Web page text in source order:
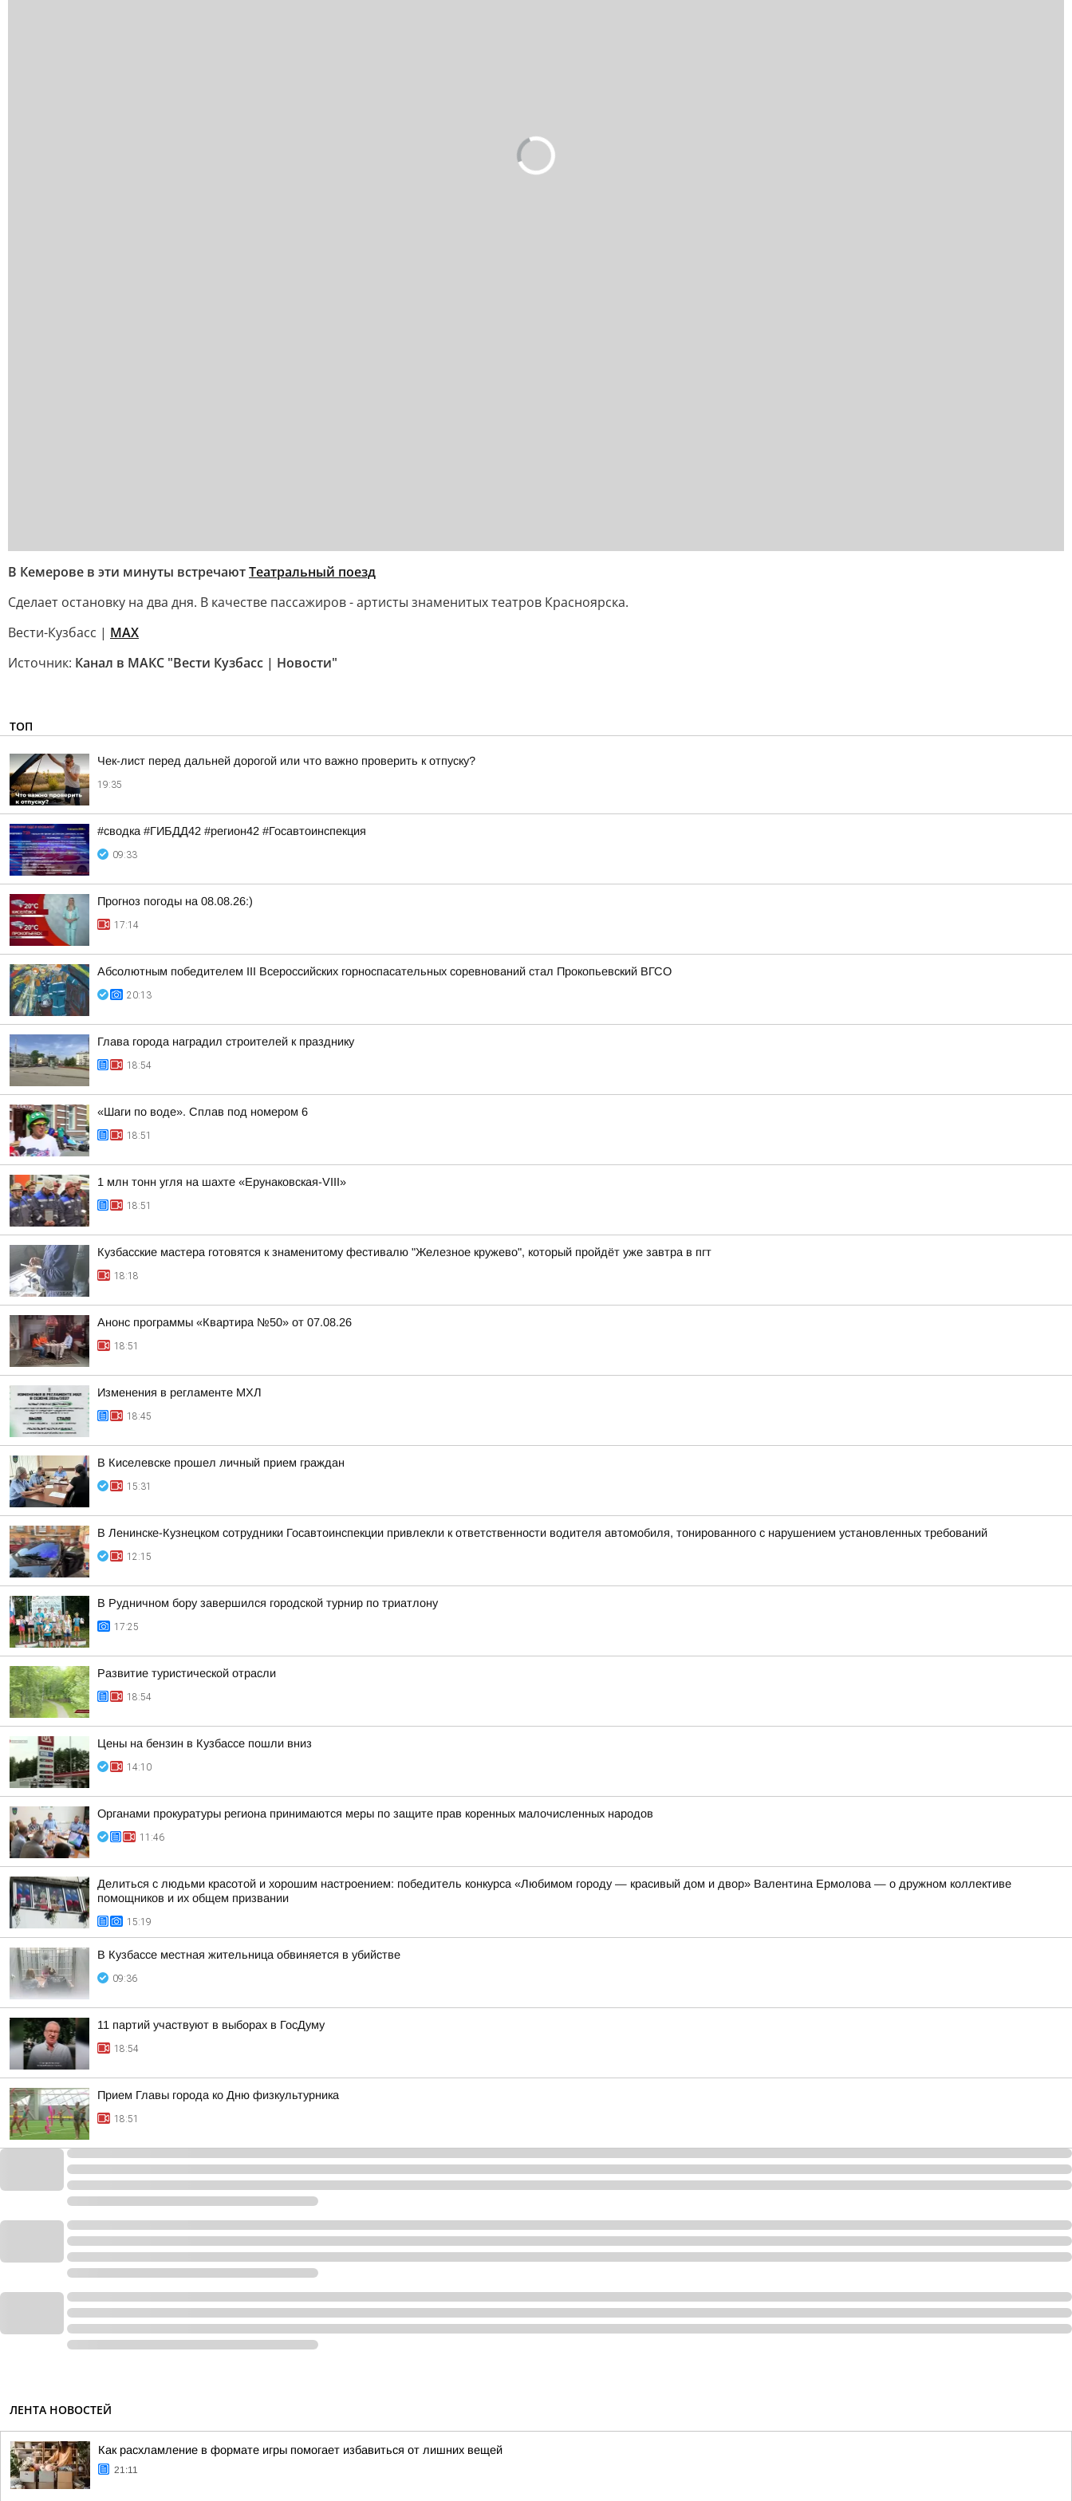
В Кемерове в эти минуты встречаютТеатральный поезд
Сделает остановку на два дня. В качестве пассажиров - артисты знаменитых театров Красноярска.
Вести-Кузбасс | MAX
Источник: Канал в МАКС "Вести Кузбасс | Новости"
ТОП
Чек-лист перед дальней дорогой или что важно проверить к отпуску?
19:35
#сводка #ГИБДД42 #регион42 #Госавтоинспекция
09:33
Прогноз погоды на 08.08.26:)
17:14
Абсолютным победителем III Всероссийских горноспасательных соревнований стал Прокопьевский ВГСО
20:13
Глава города наградил строителей к празднику
18:54
«Шаги по воде». Сплав под номером 6
18:51
1 млн тонн угля на шахте «Ерунаковская-VIII»
18:51
Кузбасские мастера готовятся к знаменитому фестивалю "Железное кружево", который пройдёт уже завтра в пгт
18:18
Анонс программы «Квартира №50» от 07.08.26
18:51
Изменения в регламенте МХЛ
18:45
В Киселевске прошел личный прием граждан
15:31
В Ленинске-Кузнецком сотрудники Госавтоинспекции привлекли к ответственности водителя автомобиля, тонированного с нарушением установленных требований
12:15
В Рудничном бору завершился городской турнир по триатлону
17:25
Развитие туристической отрасли
18:54
Цены на бензин в Кузбассе пошли вниз
14:10
Органами прокуратуры региона принимаются меры по защите прав коренных малочисленных народов
11:46
Делиться с людьми красотой и хорошим настроением: победитель конкурса «Любимом городу — красивый дом и двор» Валентина Ермолова — о дружном коллективе
помощников и их общем призвании
15:19
В Кузбассе местная жительница обвиняется в убийстве
09:36
11 партий участвуют в выборах в ГосДуму
18:54
Прием Главы города ко Дню физкультурника
18:51
ЛЕНТА НОВОСТЕЙ
Как расхламление в формате игры помогает избавиться от лишних вещей
21:11